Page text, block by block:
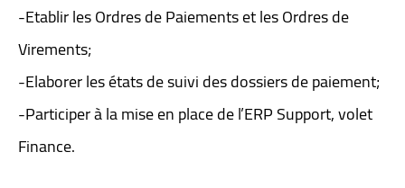
-Etablir les Ordres de Paiements et les Ordres de
Virements;
-Elaborer les états de suivi des dossiers de paiement;
-Participer à la mise en place de l’ERP Support, volet
Finance.